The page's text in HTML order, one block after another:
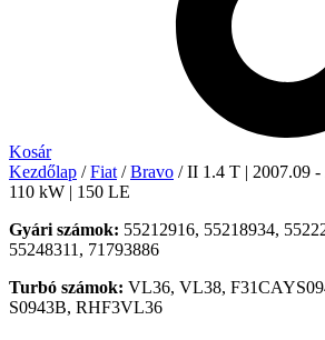
Kosár
Kezdőlap /Fiat /Bravo / II 1.4 T | 2007.09 -
110 kW | 150 LE
Gyári számok: 55212916, 55218934,
55248311, 71793886
Turbó számok: VL36, VL38,
S0943B, RHF3VL36